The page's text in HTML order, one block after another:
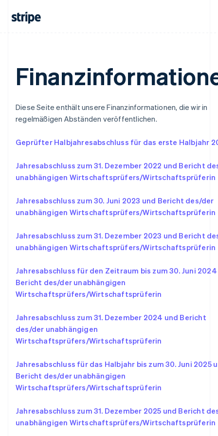
Diese Seite enthält unsere Finanzinformationen, die wir in
regelmäßigen Abständen veröffentlichen.
Geprüfter Halbjahresabschluss für das erste Halbjahr
Jahresabschluss zum 31. Dezember 2022 und Bericht
unabhängigen Wirtschaftsprüfers/Wirtschaftsprüferin
Jahresabschluss zum 30. Juni 2023 und Bericht des/der
unabhängigen Wirtschaftsprüfers/Wirtschaftsprüferin
Jahresabschluss zum 31. Dezember 2023 und Bericht
unabhängigen Wirtschaftsprüfers/Wirtschaftsprüferin
Jahresabschluss für den Zeitraum bis zum 30. Juni
Bericht des/der unabhängigen
Wirtschaftsprüfers/Wirtschaftsprüferin
Jahresabschluss zum 31. Dezember 2024 und Bericht
des/der unabhängigen
Wirtschaftsprüfers/Wirtschaftsprüferin
Jahresabschluss für das Halbjahr bis zum 30. Juni 2025
Bericht des/der unabhängigen
Wirtschaftsprüfers/Wirtschaftsprüferin
Jahresabschluss zum 31. Dezember 2025 und Bericht
unabhängigen Wirtschaftsprüfers/Wirtschaftsprüferin
Malaysia
English
Español
Neuseeland
NederlandsEnglish
Norwegen
Deutsch English
English
Portugal
English
Schweden
Schweiz
DeutschFrançaisItaliano English
Singapur
Slowakei
English
Slowenien
Sonderverwaltungsregion Hongkong,
China
English简体中文
Thailand
ไทยEnglish
Tschechische Republik
English
Vereinigte Arabische Emirate